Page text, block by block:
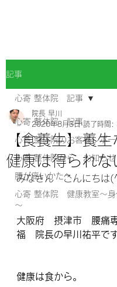
記事
心寄 整体院 記事
心寄 整体院のお客様レポー
心寄 整体院から お知らせ
腰が痛いかたへ
心寄 整体院 健康教室～身
～
心寄 整体院 記事
【食養生】養
健康は得られな
院長 早川
2020年8月3日 読了時間:
みなさん　こんにちは
大阪府　摂津市　腰痛
福　院長の早川祐平です
健康は食から。